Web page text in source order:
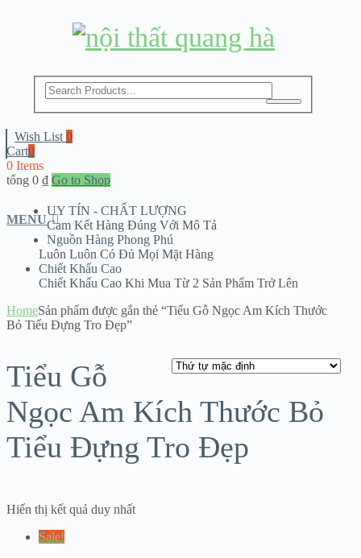
Wish List 0
Cart0
0 Items
tổng 0 ₫ Go to Shop
MENU
UY TÍN - CHẤT LƯỢNG
Cam Kết Hàng Đúng Với Mô Tả
Nguồn Hàng Phong Phú
Luôn Luôn Có Đủ Mọi Mặt Hàng
Chiết Khấu Cao
Chiết Khấu Cao Khi Mua Từ 2 Sản Phẩm Trở Lên
HomeSản phẩm được gắn thẻ “Tiểu Gỗ Ngọc Am Kích Thước
Bỏ Tiểu Đựng Tro Đẹp”
Tiểu Gỗ
Ngọc Am Kích Thước Bỏ
Tiểu Đựng Tro Đẹp
Hiển thị kết quả duy nhất
Sale!